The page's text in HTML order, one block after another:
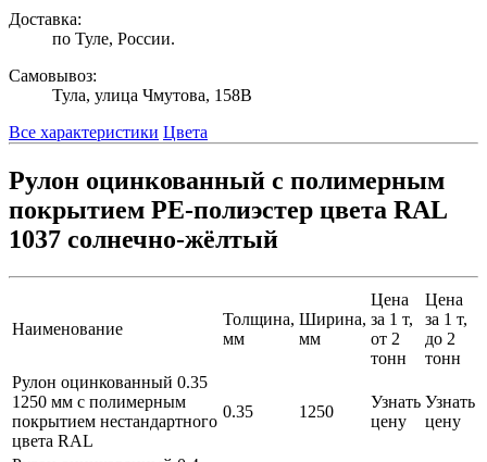
Доставка:
по Туле, России.
Самовывоз:
Тула, улица Чмутова, 158В
Все характеристики Цвета
Рулон оцинкованный с полимерным
покрытием PE-полиэстер цвета RAL
1037 солнечно-жёлтый
Наименование
Толщина,
мм
Ширина,
мм
Цена
за 1 т,
от 2
тонн
Цена
за 1 т,
до 2
тонн
Рулон оцинкованный 0.35
1250 мм с полимерным
покрытием нестандартного
цвета RAL
0.35 1250
Узнать
цену
Узнать
цену